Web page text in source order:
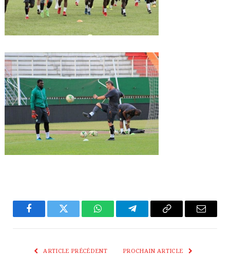
FacebookTwitter WhatsAppTélégrammeCopier
Lien
E-
ARTICLE PRÉCÉDENT PROCHAIN ARTICLE